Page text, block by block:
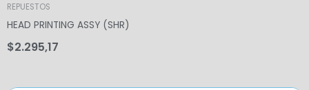
REPUESTOS
HEAD PRINTING ASSY (SHR)
$2.295,17